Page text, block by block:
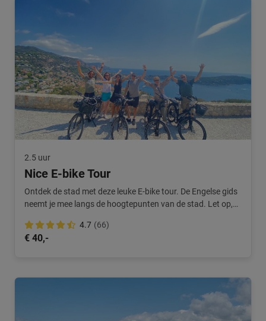
2.5 uur
Nice E-bike Tour
Ontdek de stad met deze leuke E-bike tour. De Engelse gids
neemt je mee langs de hoogtepunten van de stad. Let op,
4.7 (66)
€ 40,-